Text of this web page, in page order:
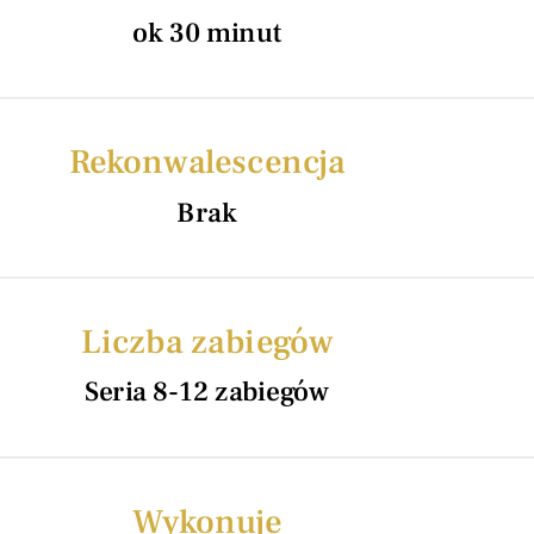
Ginekologia estetyczna
CENNIK ZABIEGÓW
SZKOLENIA- DEPILACJA
KONTAKT
ok 30 minut
Rekonwalescencja
Brak
Liczba zabiegów
Seria 8-12 zabiegów
Wykonuje